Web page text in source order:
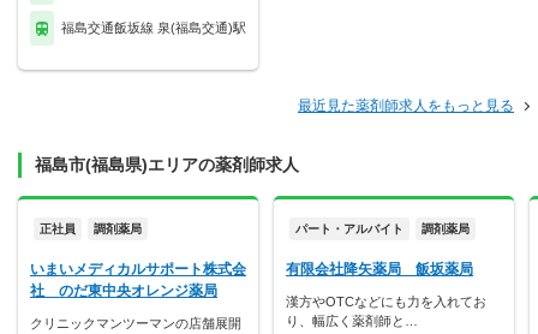
福島交通飯坂線 泉(福島交通)駅
最近見た薬剤師求人をもっと見る
福島市(福島県)エリアの薬剤師求人
正社員 調剤薬局
いまいメディカルサポート株式会
社 のだ東中央オレンジ薬局
クリニックマンツーマンの店舗展開
パート・アルバイト 調剤薬局
有限会社降矢薬局 飯坂薬局
漢方やOTCなどにも力を入れてお
り、幅広く薬剤師と…